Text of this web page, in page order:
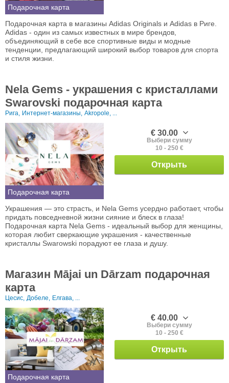
Подарочная карта
Подарочная карта в магазины Adidas Originals и Adidas в Риге.
Adidas - один из самых известных в мире брендов,
объединяющий в себе все спортивные виды и модные
тенденции, предлагающий широкий выбор товаров для спорта
и стиля жизни.
Nela Gems - украшения с кристаллами
Swarovski подарочная карта
Рига, Интернет-магазины, Akropole, ...
Подарочная карта
€ 30.00
Выбери сумму
10 - 250 €
Открыть
Украшения — это страсть, и Nela Gems усердно работает, чтобы
придать повседневной жизни сияние и блеск в глаза!
Подарочная карта Nela Gems - идеальный выбор для женщины,
которая любит сверкающие украшения - качественные
кристаллы Swarowski порадуют ее глаза и душу.
Магазин Mājai un Dārzam подарочная
карта
Цесис, Добеле, Елгава, ...
Подарочная карта
€ 40.00
Выбери сумму
10 - 250 €
Открыть